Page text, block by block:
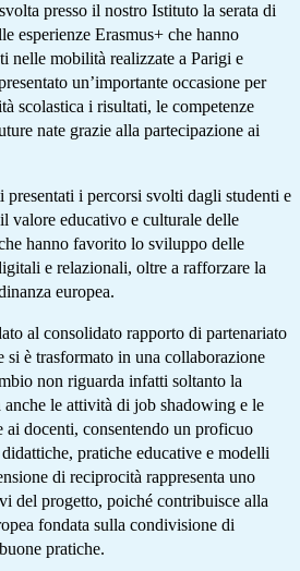
presso il nostro Istituto la serata di
esperienze Erasmus+ che hanno
nelle mobilità realizzate a Parigi e
un’importante occasione per
scolastica i risultati, le competenze
nate grazie alla partecipazione ai
presentati i percorsi svolti dagli studenti e
valore educativo e culturale delle
hanno favorito lo sviluppo delle
e relazionali, oltre a rafforzare la
europea.
al consolidato rapporto di partenariato
si è trasformato in una collaborazione
non riguarda infatti soltanto la
le attività di job shadowing e le
ai docenti, consentendo un proficuo
pratiche educative e modelli
di reciprocità rappresenta uno
del progetto, poiché contribuisce alla
fondata sulla condivisione di
pratiche.